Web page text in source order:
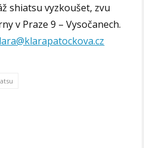
shiatsu vyzkoušet, zvu
v Praze 9 – Vysočanech.